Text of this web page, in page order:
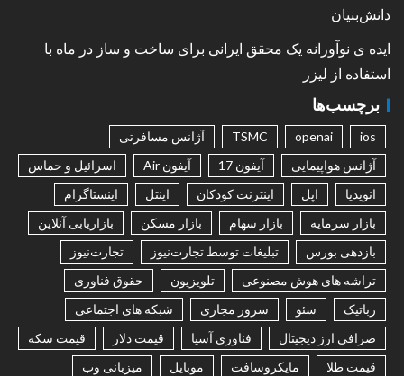
دانش‌بنیان
ایده ی نوآورانه یک محقق ایرانی برای ساخت و ساز در ماه با
استفاده از لیزر
برچسب‌ها
ios
openai
TSMC
آژانس مسافرتی
آژانس هواپیمایی
آیفون 17 آیفون Air
اسرائیل و حماس
انویدیا
اپل اینترنت کودکان اینتل
اینستاگرام
بازار سرمایه
بازار سهام بازار مسکن
بازاریابی آنلاین
بازدهی بورس
تبلیغات توسط تجارت‌نیوز
تجارت‌نیوز
تراشه های هوش مصنوعی
تلویزیون
حقوق فناوری
رباتیک
سئو سرور مجازی
شبکه های اجتماعی
صرافی ارز دیجیتال
فناوری آسیا قیمت دلار
قیمت سکه
قیمت طلا
مایکروسافت موبایل
میزبانی وب